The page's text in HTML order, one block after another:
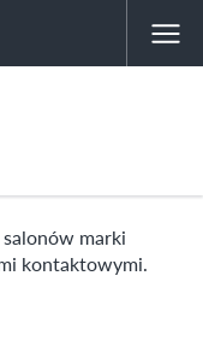
marki
kontaktowymi.